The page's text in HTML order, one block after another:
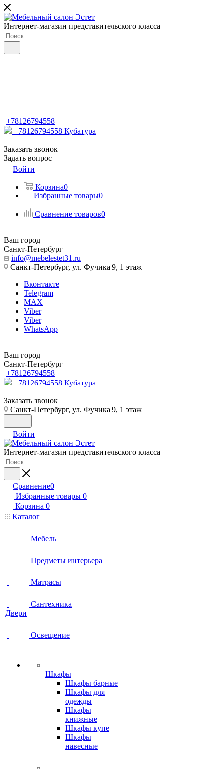
Интернет-магазин представительского класса
+78126794558
+78126794558 Кубатура
Заказать звонок
Задать вопрос
Войти
Корзина0
Избранные товары0
Сравнение товаров0
Ваш город
Санкт-Петербург
info@mebelestet31.ru
Санкт-Петербург, ул. Фучика 9, 1 этаж
Вконтакте
Telegram
MAX
Viber
Viber
WhatsApp
Ваш город
Санкт-Петербург
+78126794558
+78126794558 Кубатура
Заказать звонок
Санкт-Петербург, ул. Фучика 9, 1 этаж
Войти
Интернет-магазин представительского класса
Сравнение0
Избранные товары 0
Корзина 0
Каталог
Мебель
Предметы интерьера
Матрасы
Сантехника
Двери
Освещение
Шкафы
Шкафы барные
Шкафы для
одежды
Шкафы
книжные
Шкафы купе
Шкафы
навесные